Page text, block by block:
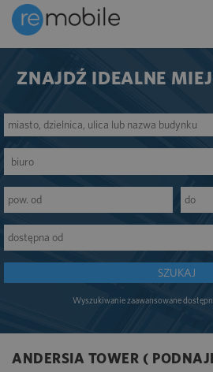
ZNAJDŹ IDEALNE
SZUKAJ
Wyszukiwanie zaawansowane
ANDERSIA TOWER (